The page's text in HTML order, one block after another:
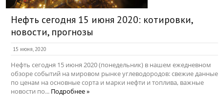
Нефть сегодня 15 июня 2020: котировки,
новости, прогнозы
15 июня, 2020
Нефть сегодня 15 июня 2020 (понедельник) в нашем ежедневном
обзоре событий на мировом рынке углеводородов: свежие данные
по ценам на основные сорта и марки нефти и топлива, важные
новости по... Подробнее »